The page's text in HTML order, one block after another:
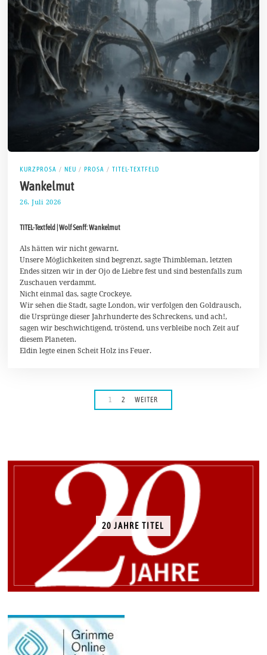
KURZPROSA / NEU / PROSA / TITEL-TEXTFELD
Wankelmut
26. Juli 2026
u
u
s
t
2
0
2
TITEL-Textfeld | Wolf Senff: Wankelmut
Als hätten wir nicht gewarnt.
Unsere Möglichkeiten sind begrenzt, sagte Thimbleman, letzten
Endes sitzen wir in der Ojo de Liebre fest und sind bestenfalls zum
Zuschauen verdammt.
Nicht einmal das, sagte Crockeye.
Wir sehen die Stadt, sagte London, wir verfolgen den Goldrausch,
die Ursprünge dieser Jahrhunderte des Schreckens, und ach!,
sagen wir beschwichtigend, tröstend, uns verbleibe noch Zeit auf
diesem Planeten.
Eldin legte einen Scheit Holz ins Feuer.
1 2 WEITER
20 JAHRE TITEL